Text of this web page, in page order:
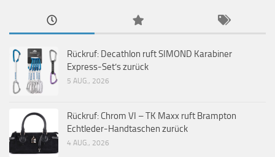
Rückruf: Decathlon ruft SIMOND Karabiner
Express-Set’s zurück
5 AUG., 2026
Rückruf: Chrom VI – TK Maxx ruft Brampton
Echtleder-Handtaschen zurück
4 AUG., 2026